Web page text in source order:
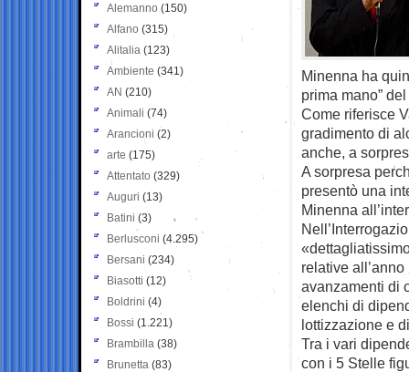
Minenna ha
prima mano”
Come riferisce
gradimento di
anche, a
A sorpresa
presentò una
Minenna
relative
avanzamenti di
elenchi di
lottizzazione e
Tra i vari
con i 5 Stelle
Alemanno (150)
Alfano (315)
Alitalia (123)
Ambiente (341)
AN (210)
Animali (74)
Arancioni (2)
arte (175)
Attentato (329)
Auguri (13)
Batini (3)
Berlusconi (4.295)
Bersani (234)
Biasotti (12)
Boldrini (4)
Bossi (1.221)
Brambilla (38)
Brunetta (83)